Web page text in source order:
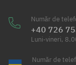
Număr de
+40 726
Luni-vineri,
Număr de